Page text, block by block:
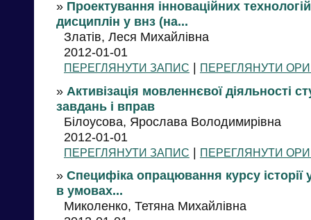
» Проектування інноваційних
дисциплін у внз (на...
Златів, Леся Михайлівна
2012-01-01
ПЕРЕГЛЯНУТИ ЗАПИС | ПЕРЕГЛЯНУТИ
» Активізація мовленнєвої діяльності
завдань і вправ
Білоусова, Ярослава Володимирівна
2012-01-01
ПЕРЕГЛЯНУТИ ЗАПИС | ПЕРЕГЛЯНУТИ
» Специфіка опрацювання курсу історії
в умовах...
Миколенко, Тетяна Михайлівна